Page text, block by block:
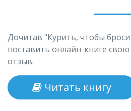
Дочитав "Курить, чтобы
поставить онлайн-книге
отзыв.
Читать книгу